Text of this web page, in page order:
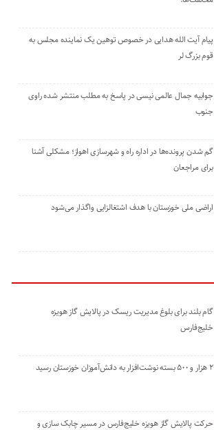
پیام آیت الله هدایی در خصوص توهین یک نماینده مجلس به
قوم بزرگ لر
جوابیه جمال عالمی نیسی در پاسخ به مطلب منتشر شده راوی
جنوب
گم شدن پرونده‌ها در اداره راه و شهرسازی اهواز؛ مشکلی آشنا
برای مراجعان
اراضی ملی خوزستان با هدف اشتغالزایی واگذار می‌شود
گام بلند برای بلوغ مدیریت ریسک در پالایش گاز هویزه
خلیج‌فارس
۲ هزار و ۵۰۰ بسته نوشت‌افزار به دانش‌آموزان خوزستان رسید
حرکت پالایش گاز هویزه خلیج‌فارس در مسیر چابک سازی و